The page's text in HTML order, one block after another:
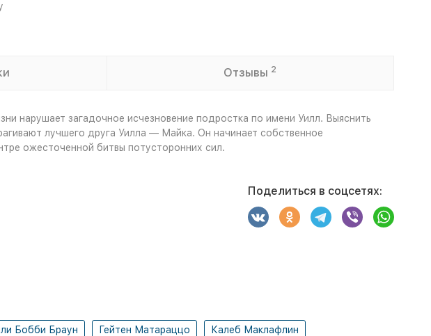
Отзывы 2
нарушает загадочное исчезновение подростка по имени Уилл. Выяснить
лучшего друга Уилла — Майка. Он начинает собственное
ожесточенной битвы потусторонних сил.
Поделиться в соцсетях:
Бобби Браун Гейтен Матараццо Калеб Маклафлин